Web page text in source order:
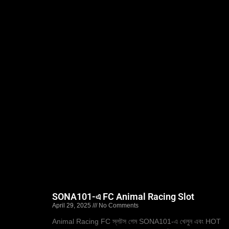
SONA101-এ FC Animal Racing Slot
April 29, 2025 No Comments
Animal Racing FC স্লটস গেম SONA101-এ খেলুন এবং HOT